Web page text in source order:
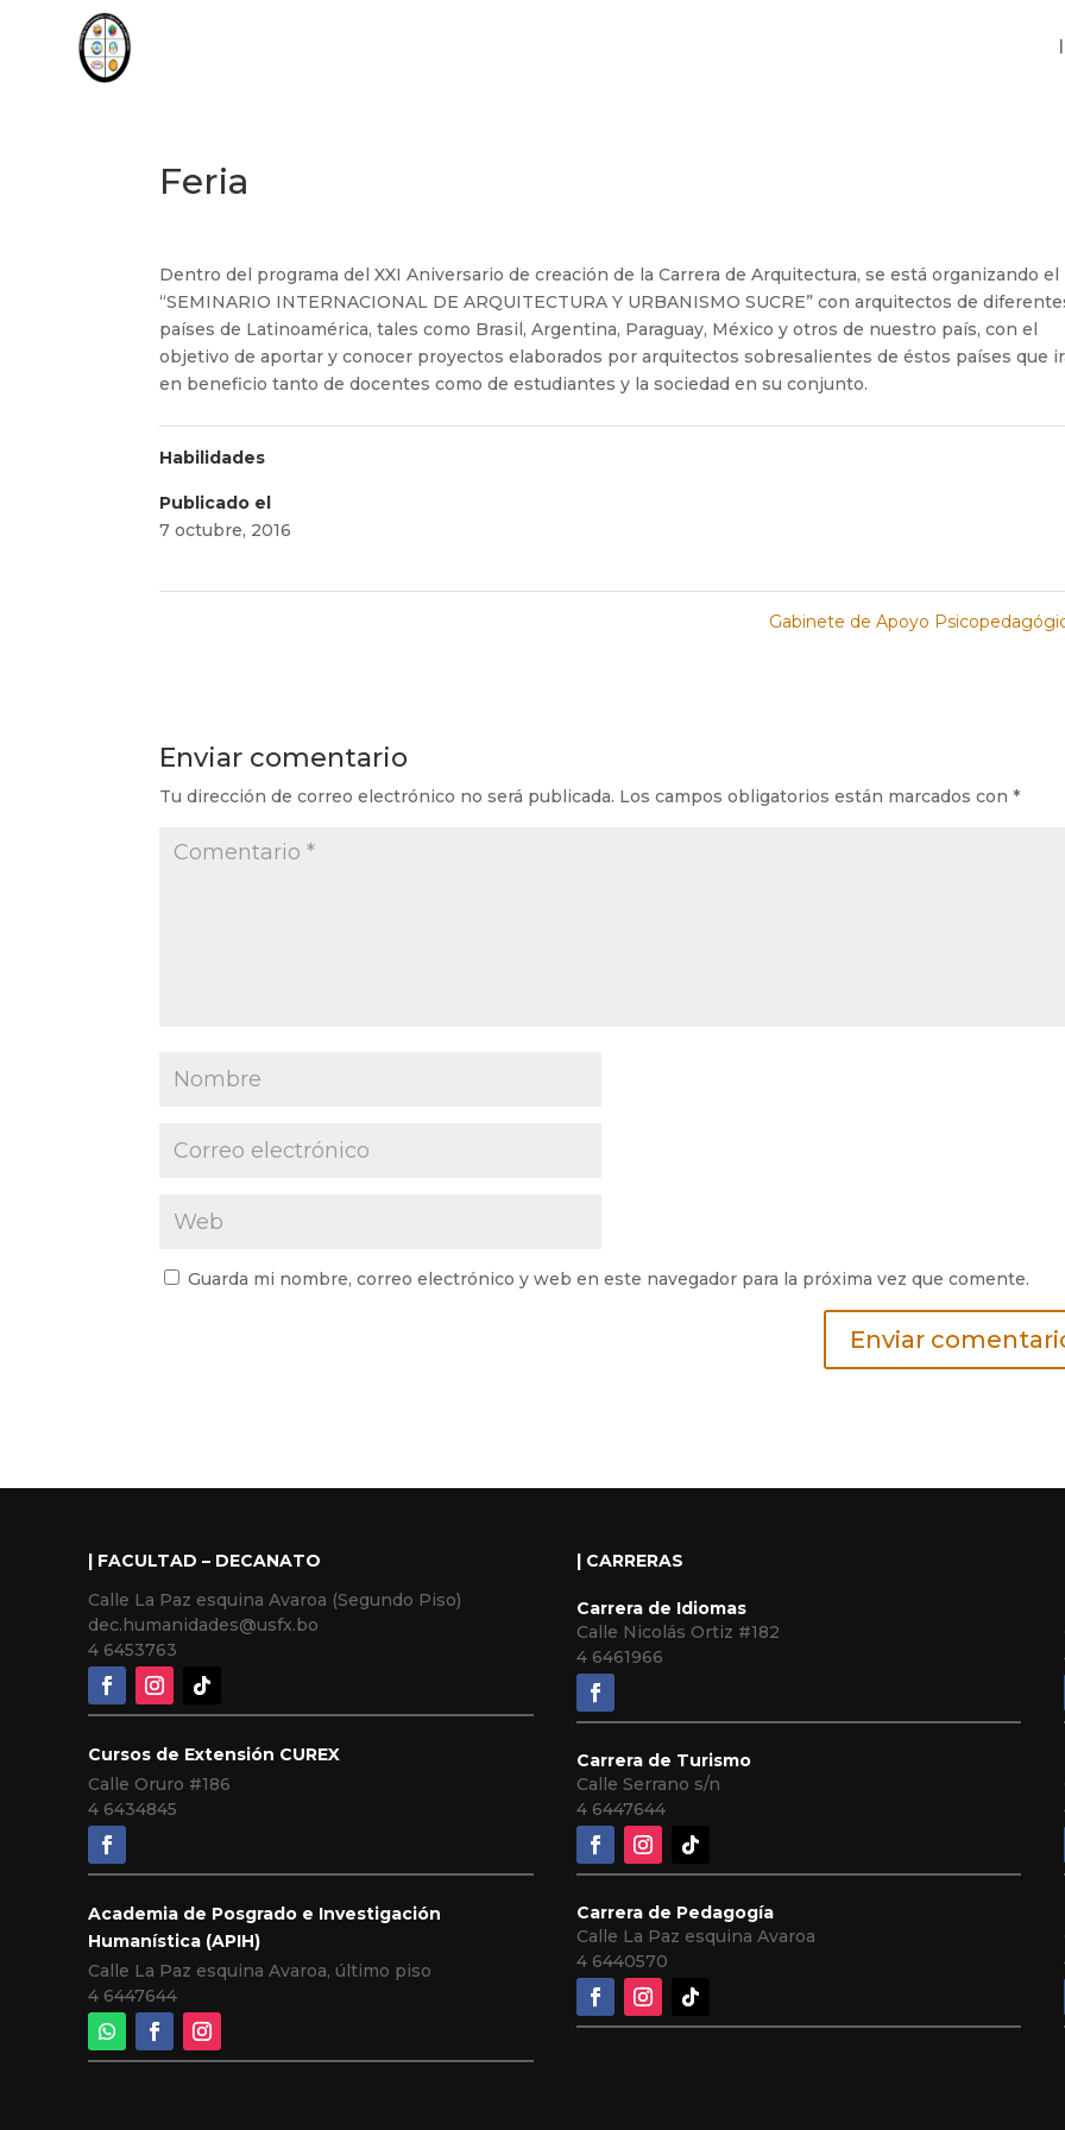
Feria
Dentro del programa del XXI Aniversario de creación de la Carrera de Arquitectura, se está organizando el
“SEMINARIO INTERNACIONAL DE ARQUITECTURA Y URBANISMO SUCRE” con arquitectos de
países de Latinoamérica, tales como Brasil, Argentina, Paraguay, México y otros de nuestro país, con el
objetivo de aportar y conocer proyectos elaborados por arquitectos sobresalientes de éstos países que
en beneficio tanto de docentes como de estudiantes y la sociedad en su conjunto.
Habilidades
Publicado el
7 octubre, 2016
Gabinete de Apoyo
Enviar comentario
Tu dirección de correo electrónico no será publicada. Los campos obligatorios están marcados con*
Guarda mi nombre, correo electrónico y web en este navegador para la próxima vez que comente.
| FACULTAD – DECANATO
Calle La Paz esquina Avaroa (Segundo Piso)
dec.humanidades@usfx.bo
4 6453763
Cursos de Extensión CUREX
Calle Oruro #186
4 6434845
Academia de Posgrado e Investigación
Humanística (APIH)
Calle La Paz esquina Avaroa, último piso
4 6447644
| CARRERAS
Carrera de Idiomas
Calle Nicolás Ortiz #182
4 6461966
Carrera de Turismo
Calle Serrano s/n
4 6447644
Carrera de Pedagogía
Calle La Paz esquina Avaroa
4 6440570